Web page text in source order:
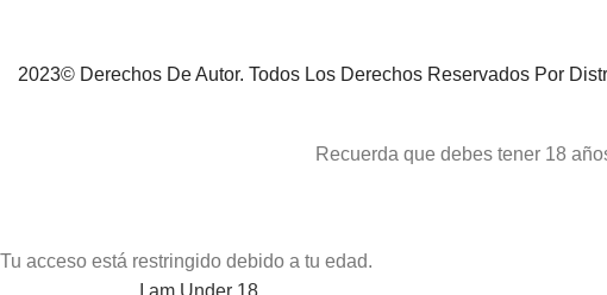
2023© Derechos De Autor. Todos Los Derechos Reservados Por
Recuerda que debes tener 18
Tu acceso está restringido debido a tu edad.
I am Under 18